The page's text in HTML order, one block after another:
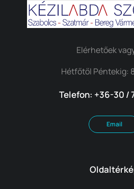
Elérhetőek
Hétfőtől Péntekig:
Telefon: +36-30 /
Email